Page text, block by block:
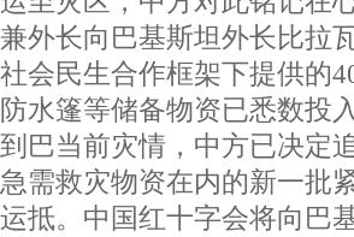
兼外长向巴基斯坦外长比拉
社会民生合作框架下提供的
防水篷等储备物资已悉数
到巴当前灾情，中方已决定
急需救灾物资在内的新一批
运抵。中国红十字会将向巴